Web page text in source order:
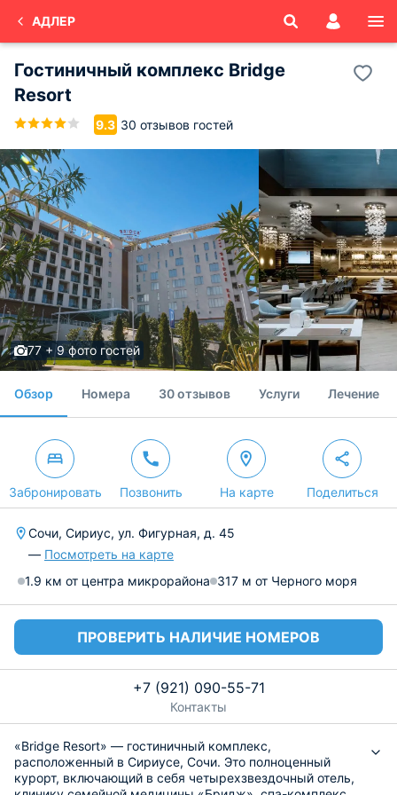
АДЛЕР
Гостиничный комплекс Bridge
Resort
9.3 30 отзывов гостей
77 + 9 фото гостей
Обзор Номера 30 отзывов Услуги Лечение
Забронировать Позвонить На карте Поделиться
Сочи, Сириус, ул. Фигурная, д. 45
— Посмотреть на карте
1.9 км от центра микрорайона 317 м от Черного моря
ПРОВЕРИТЬ НАЛИЧИЕ НОМЕРОВ
+7 (921) 090-55-71
Контакты
«Bridge Resort» — гостиничный комплекс,
расположенный в Сириусе, Сочи. Это полноценный
курорт, включающий в себя четырехзвездочный отель,